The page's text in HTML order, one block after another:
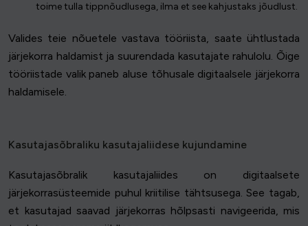
toime tulla tippnõudlusega, ilma et see kahjustaks jõudlust.
Valides teie nõuetele vastava tööriista, saate ühtlustada
järjekorra haldamist ja suurendada kasutajate rahulolu. Õige
tööriistade valik paneb aluse tõhusale digitaalsele järjekorra
haldamisele.
Kasutajasõbraliku kasutajaliidese kujundamine
Kasutajasõbralik kasutajaliides on digitaalsete
järjekorrasüsteemide puhul kriitilise tähtsusega. See tagab,
et kasutajad saavad järjekorras hõlpsasti navigeerida, mis